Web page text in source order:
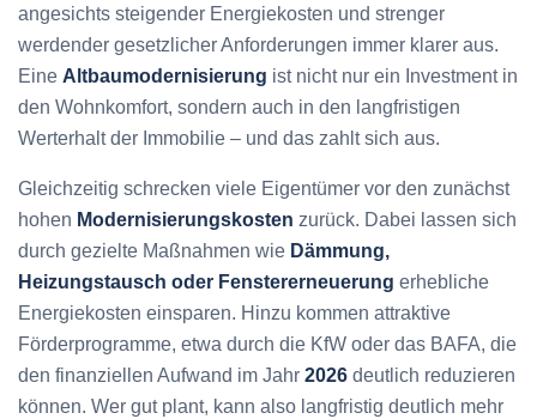
angesichts steigender Energiekosten und strenger
werdender gesetzlicher Anforderungen immer klarer aus.
Eine Altbaumodernisierung ist nicht nur ein Investment in
den Wohnkomfort, sondern auch in den langfristigen
Werterhalt der Immobilie – und das zahlt sich aus.
Gleichzeitig schrecken viele Eigentümer vor den zunächst
hohen Modernisierungskosten zurück. Dabei lassen sich
durch gezielte Maßnahmen wie Dämmung,
Heizungstausch oder Fenstererneuerung erhebliche
Energiekosten einsparen. Hinzu kommen attraktive
Förderprogramme, etwa durch die KfW oder das BAFA, die
den finanziellen Aufwand im Jahr 2026 deutlich reduzieren
können. Wer gut plant, kann also langfristig deutlich mehr